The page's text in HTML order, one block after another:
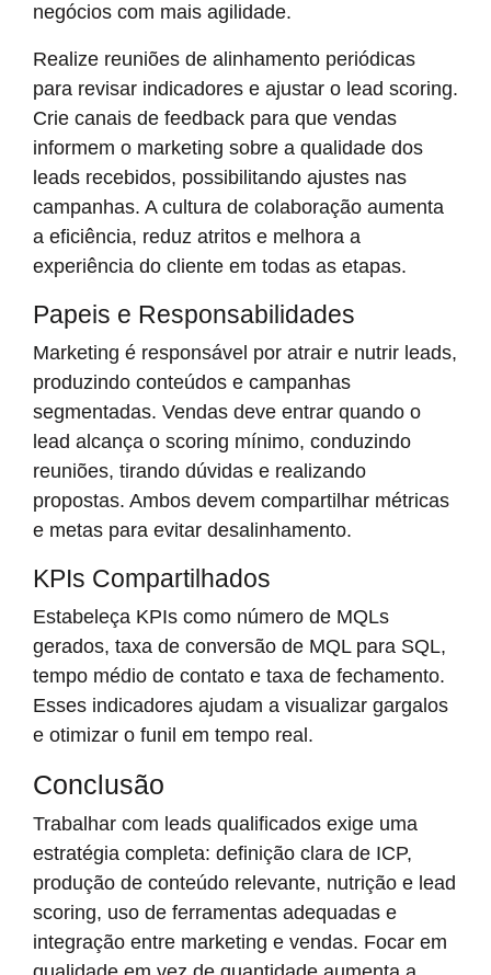
negócios com mais agilidade.
Realize reuniões de alinhamento periódicas
para revisar indicadores e ajustar o lead scoring.
Crie canais de feedback para que vendas
informem o marketing sobre a qualidade dos
leads recebidos, possibilitando ajustes nas
campanhas. A cultura de colaboração aumenta
a eficiência, reduz atritos e melhora a
experiência do cliente em todas as etapas.
Papeis e Responsabilidades
Marketing é responsável por atrair e nutrir leads,
produzindo conteúdos e campanhas
segmentadas. Vendas deve entrar quando o
lead alcança o scoring mínimo, conduzindo
reuniões, tirando dúvidas e realizando
propostas. Ambos devem compartilhar métricas
e metas para evitar desalinhamento.
KPIs Compartilhados
Estabeleça KPIs como número de MQLs
gerados, taxa de conversão de MQL para SQL,
tempo médio de contato e taxa de fechamento.
Esses indicadores ajudam a visualizar gargalos
e otimizar o funil em tempo real.
Conclusão
Trabalhar com leads qualificados exige uma
estratégia completa: definição clara de ICP,
produção de conteúdo relevante, nutrição e lead
scoring, uso de ferramentas adequadas e
integração entre marketing e vendas. Focar em